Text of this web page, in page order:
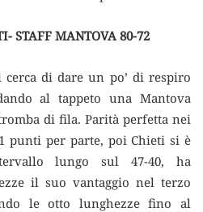
STAFF MANTOVA 80-72
di dare un po’ di respiro
al tappeto una Mantova
di fila. Parità perfetta nei
punti per parte, poi Chieti si è
lungo sul 47-40, ha
il suo vantaggio nel terzo
le otto lunghezze fino al